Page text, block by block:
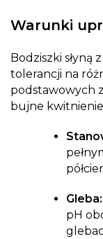
Warunki
Bodziszki słyną
tolerancji na
podstawowych
bujne
Gleba:
pH